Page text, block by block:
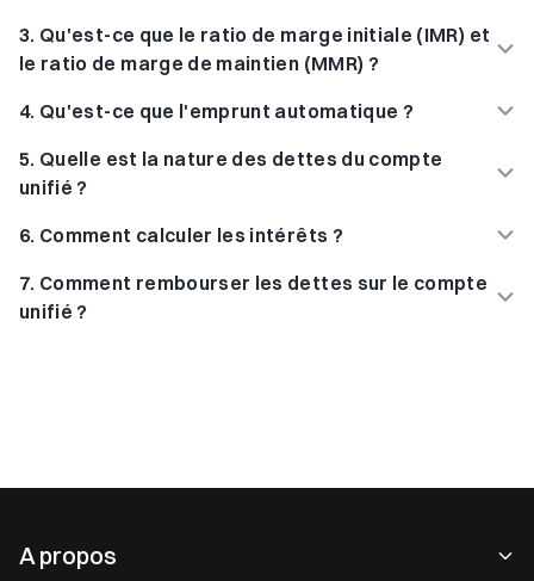
3. Qu'est-ce que le ratio de marge initiale (IMR) et
le ratio de marge de maintien (MMR) ?
4. Qu'est-ce que l'emprunt automatique ?
5. Quelle est la nature des dettes du compte
unifié ?
6. Comment calculer les intérêts ?
7. Comment rembourser les dettes sur le compte
unifié ?
A propos